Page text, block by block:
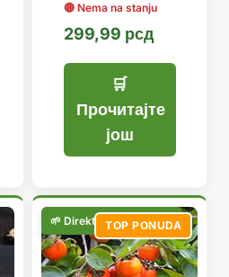
299,99 рсд
Прочитајте
још
TOP PONUDA